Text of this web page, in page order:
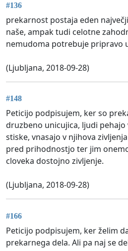
#136
prekarnost postaja eden
naše, ampak tudi celotne
nemudoma potrebuje pripravo
(Ljubljana, 2018-09-28)
#148
Peticijo podpisujem, ker so
druzbeno unicujica, ljudi pehajo
stiske, vnasajo v njihova
pred prihodnostjo ter jim
cloveka dostojno zivljenje.
(Ljubljana, 2018-09-28)
#166
Peticijo podpisujem, ker želim
prekarnega dela. Ali pa naj se